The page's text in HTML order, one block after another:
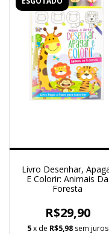
Livro Desenhar,
E Colorir: Animais Da
Foresta
R$29,90
5 x de R$5,98 sem juros